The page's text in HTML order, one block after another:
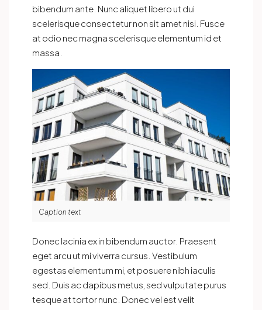
bibendum ante. Nunc aliquet libero ut dui
scelerisque consectetur non sit amet nisi. Fusce
at odio nec magna scelerisque elementum id et
massa.
Caption text
Donec lacinia ex in bibendum auctor. Praesent
eget arcu ut mi viverra cursus. Vestibulum
egestas elementum mi, et posuere nibh iaculis
sed. Duis ac dapibus metus, sed vulputate purus
tesque at tortor nunc. Donec vel est velit